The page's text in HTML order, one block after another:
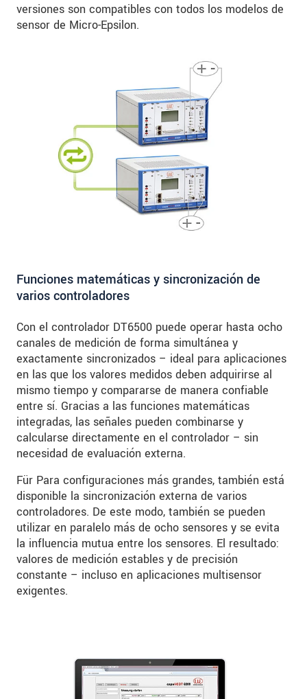
versiones son compatibles con todos los modelos de
sensor de Micro-Epsilon.
Funciones matemáticas y sincronización de
varios controladores
Con el controlador DT6500 puede operar hasta ocho
canales de medición de forma simultánea y
exactamente sincronizados – ideal para aplicaciones
en las que los valores medidos deben adquirirse al
mismo tiempo y compararse de manera confiable
entre sí. Gracias a las funciones matemáticas
integradas, las señales pueden combinarse y
calcularse directamente en el controlador – sin
necesidad de evaluación externa.
Für Para configuraciones más grandes, también está
disponible la sincronización externa de varios
controladores. De este modo, también se pueden
utilizar en paralelo más de ocho sensores y se evita
la influencia mutua entre los sensores. El resultado:
valores de medición estables y de precisión
constante – incluso en aplicaciones multisensor
exigentes.